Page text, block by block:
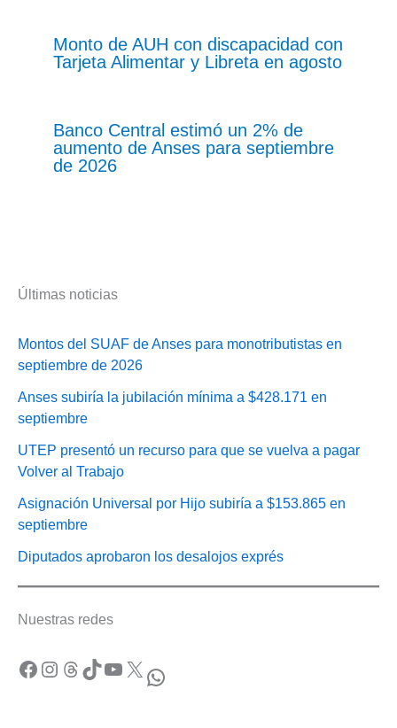
Monto de AUH con discapacidad con
Tarjeta Alimentar y Libreta en agosto
Banco Central estimó un 2% de
aumento de Anses para septiembre
de 2026
Últimas noticias
Montos del SUAF de Anses para monotributistas en
septiembre de 2026
Anses subiría la jubilación mínima a $428.171 en
septiembre
UTEP presentó un recurso para que se vuelva a pagar
Volver al Trabajo
Asignación Universal por Hijo subiría a $153.865 en
septiembre
Diputados aprobaron los desalojos exprés
Nuestras redes
Facebook Instagram Threads TikTok YouTube X WhatsApp